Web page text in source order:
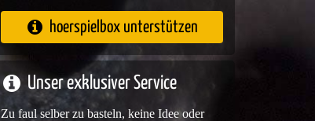
hoerspielbox unterstützen
Unser exklusiver Service
Zu faul selber zu basteln, keine Idee oder